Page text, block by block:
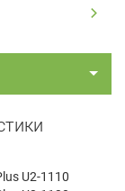
U2-1110